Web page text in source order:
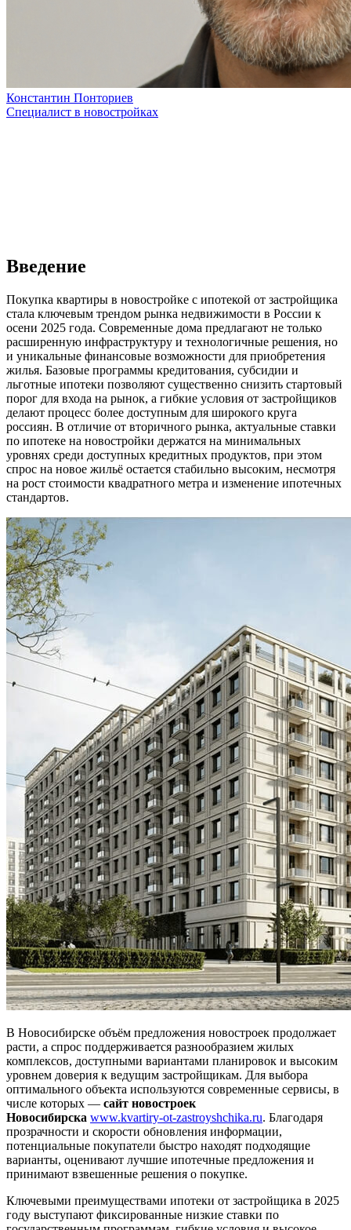
Константин Понториев
Специалист в новостройках
Введение
Покупка квартиры в новостройке с ипотекой от застройщика
стала ключевым трендом рынка недвижимости в России к
осени 2025 года. Современные дома предлагают не только
расширенную инфраструктуру и технологичные решения, но
и уникальные финансовые возможности для приобретения
жилья. Базовые программы кредитования, субсидии и
льготные ипотеки позволяют существенно снизить стартовый
порог для входа на рынок, а гибкие условия от застройщиков
делают процесс более доступным для широкого круга
россиян. В отличие от вторичного рынка, актуальные ставки
по ипотеке на новостройки держатся на минимальных
уровнях среди доступных кредитных продуктов, при этом
спрос на новое жильё остается стабильно высоким, несмотря
на рост стоимости квадратного метра и изменение ипотечных
стандартов.
В Новосибирске объём предложения новостроек продолжает
расти, а спрос поддерживается разнообразием жилых
комплексов, доступными вариантами планировок и высоким
уровнем доверия к ведущим застройщикам. Для выбора
оптимального объекта используются современные сервисы, в
числе которых — сайт новостроек
Новосибирска www.kvartiry-ot-zastroyshchika.ru. Благодаря
прозрачности и скорости обновления информации,
потенциальные покупатели быстро находят подходящие
варианты, оценивают лучшие ипотечные предложения и
принимают взвешенные решения о покупке.
Ключевыми преимуществами ипотеки от застройщика в 2025
году выступают фиксированные низкие ставки по